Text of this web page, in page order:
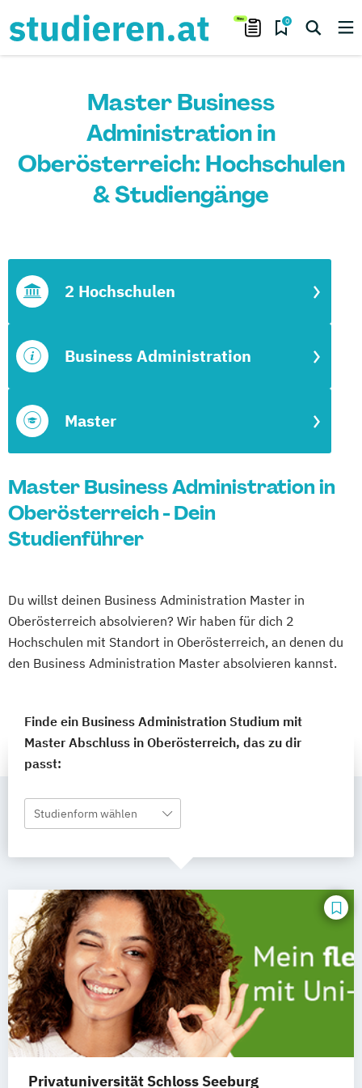
0
Master Business
Administration in
Oberösterreich: Hochschulen
& Studiengänge
Master
Business Administration
2 Hochschulen
Master Business Administration in
Oberösterreich - Dein
Studienführer
Du willst deinen Business Administration Master in
Oberösterreich absolvieren? Wir haben für dich 2
Hochschulen mit Standort in Oberösterreich, an denen du
den Business Administration Master absolvieren kannst.
Finde ein Business Administration Studium mit
Master Abschluss in Oberösterreich, das zu dir
passt:
Studienform wählen
Privatuniversität Schloss Seeburg